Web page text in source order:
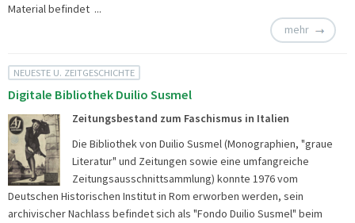
Material befindet ...
mehr
NEUESTE U. ZEITGESCHICHTE
Digitale Bibliothek Duilio Susmel
Zeitungsbestand zum Faschismus in Italien
Die Bibliothek von Duilio Susmel (Monographien, "graue
Literatur" und Zeitungen sowie eine umfangreiche
Zeitungsausschnittsammlung) konnte 1976 vom
Deutschen Historischen Institut in Rom erworben werden, sein
archivischer Nachlass befindet sich als "Fondo Duilio Susmel" beim